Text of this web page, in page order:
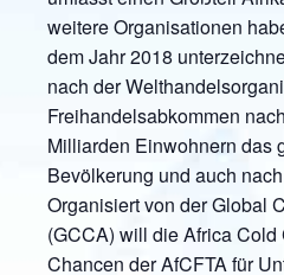
weitere Organisationen
dem Jahr 2018
nach der
Freihandelsabkommen
Milliarden Einwohnern das
Bevölkerung und auch
Organisiert von der Global
(GCCA) will die Africa
Chancen der AfCFTA für